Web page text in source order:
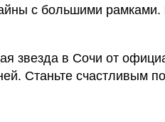
с большими
звезда в Сочи от
Станьте счастливым